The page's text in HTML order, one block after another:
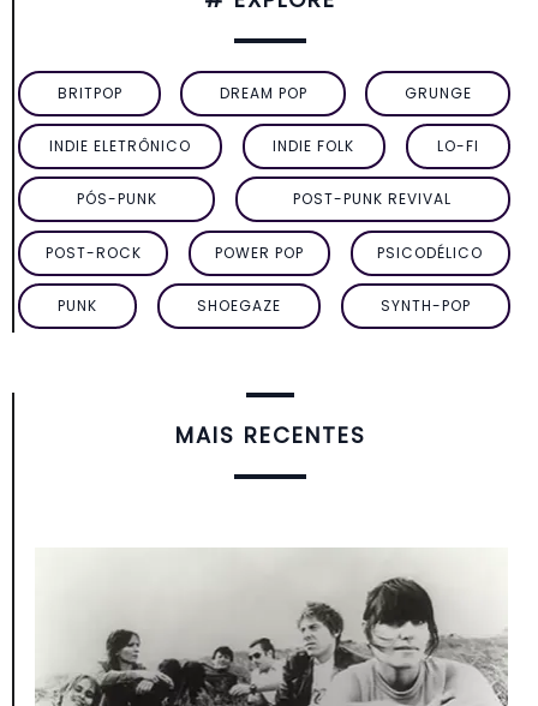
BRITPOP DREAM POP GRUNGE
INDIE ELETRÔNICO INDIE FOLK LO-FI
PÓS-PUNK POST-PUNK REVIVAL
POST-ROCK POWER POP PSICODÉLICO
PUNK SHOEGAZE SYNTH-POP
MAIS RECENTES